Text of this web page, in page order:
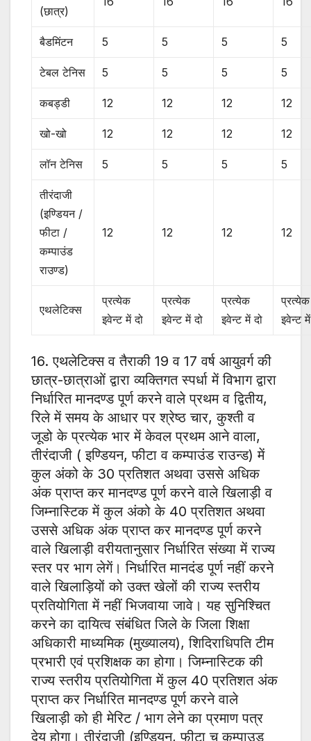
(छात्र)
बैडमिंटन 5 5 5 5
टेबल टेनिस 5 5 5 5
कबड्डी 12 12 12 12
खो-खो 12 12 12 12
लॉन टेनिस 5 5 5 5
तीरंदाजी
(इण्डियन /
फीटा /
कम्पाउंड
राउण्ड)
12 12 12 12
एथलेटिक्स
प्रत्येक
इवेन्ट में दो
प्रत्येक
इवेन्ट में दो
प्रत्येक
इवेन्ट में दो
प्रत्येक
इवेन्ट
16. एथलेटिक्स व तैराकी 19 व 17 वर्ष आयुवर्ग की
छात्र-छात्राओं द्वारा व्यक्तिगत स्पर्धा में विभाग द्वारा
निर्धारित मानदण्ड पूर्ण करने वाले प्रथम व द्वितीय,
रिले में समय के आधार पर श्रेष्ठ चार, कुश्ती व
जूडो के प्रत्येक भार में केवल प्रथम आने वाला,
तीरंदाजी ( इण्डियन, फीटा व कम्पाउंड राउन्ड) में
कुल अंको के 30 प्रतिशत अथवा उससे अधिक
अंक प्राप्त कर मानदण्ड पूर्ण करने वाले खिलाड़ी व
जिम्नास्टिक में कुल अंको के 40 प्रतिशत अथवा
उससे अधिक अंक प्राप्त कर मानदण्ड पूर्ण करने
वाले खिलाड़ी वरीयतानुसार निर्धारित संख्या में राज्य
स्तर पर भाग लेगें। निर्धारित मानदंड पूर्ण नहीं करने
वाले खिलाड़ियों को उक्त खेलों की राज्य स्तरीय
प्रतियोगिता में नहीं भिजवाया जावे। यह सुनिश्चित
करने का दायित्व संबंधित जिले के जिला शिक्षा
अधिकारी माध्यमिक (मुख्यालय), शिदिराधिपति टीम
प्रभारी एवं प्रशिक्षक का होगा। जिम्नास्टिक की
राज्य स्तरीय प्रतियोगिता में कुल 40 प्रतिशत अंक
प्राप्त कर निर्धारित मानदण्ड पूर्ण करने वाले
खिलाड़ी को ही मेरिट / भाग लेने का प्रमाण पत्र
देय होगा। तीरंदाजी (इण्डियन, फीटा च कम्पाउड